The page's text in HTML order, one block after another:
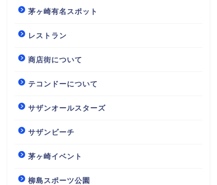
茅ヶ崎有名スポット
レストラン
商店街について
テコンドーについて
サザンオールスターズ
サザンビーチ
茅ヶ崎イベント
柳島スポーツ公園